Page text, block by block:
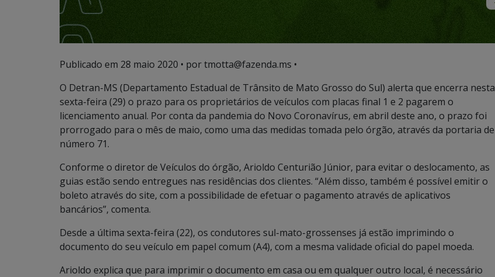
Publicado em 28 maio 2020 • por tmotta@fazenda.ms •
O Detran-MS (Departamento Estadual de Trânsito de Mato Grosso do Sul) alerta que encerra nesta
sexta-feira (29) o prazo para os proprietários de veículos com placas final 1 e 2 pagarem o
licenciamento anual. Por conta da pandemia do Novo Coronavírus, em abril deste ano, o prazo foi
prorrogado para o mês de maio, como uma das medidas tomada pelo órgão, através da portaria de
número 71.
Conforme o diretor de Veículos do órgão, Arioldo Centurião Júnior, para evitar o deslocamento, as
guias estão sendo entregues nas residências dos clientes. “Além disso, também é possível emitir o
boleto através do site, com a possibilidade de efetuar o pagamento através de aplicativos
bancários”, comenta.
Desde a última sexta-feira (22), os condutores sul-mato-grossenses já estão imprimindo o
documento do seu veículo em papel comum (A4), com a mesma validade oficial do papel moeda.
Arioldo explica que para imprimir o documento em casa ou em qualquer outro local, é necessário